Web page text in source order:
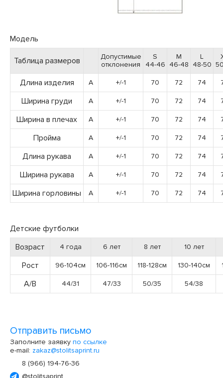
Модель
Таблица размеров
Допустимые
отклонения
S
44-46
M
46-48
L
48-50
Длина изделия A +/-1 70 72 74
Ширина груди A +/-1 70 72 74
Ширина в плечах A +/-1 70 72 74
Пройма A +/-1 70 72 74
Длина рукава A +/-1 70 72 74
Ширина рукава A +/-1 70 72 74
Ширина горловины A +/-1 70 72 74
Детские футболки
Возраст
4 года 6 лет 8 лет 10 лет
Рост 96-104см 106-116см 118-128см 130-140см
А/В 44/31 47/33 50/35 54/38
Отправить письмо
Заполните заявку по ссылке
e-mail: zakaz@stolitsaprint.ru
8 (966) 194-76-36
@stolitsaprint